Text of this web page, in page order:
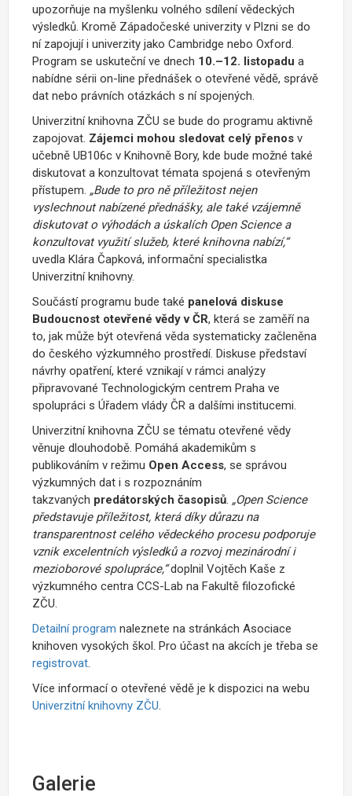
upozorňuje na myšlenku volného sdílení vědeckých
výsledků. Kromě Západočeské univerzity v Plzni se do
ní zapojují i univerzity jako Cambridge nebo Oxford.
Program se uskuteční ve dnech 10.–12. listopadu a
nabídne sérii on-line přednášek o otevřené vědě, správě
dat nebo právních otázkách s ní spojených.
Univerzitní knihovna ZČU se bude do programu aktivně
zapojovat. Zájemci mohou sledovat celý přenos v
učebně UB106c v Knihovně Bory, kde bude možné také
diskutovat a konzultovat témata spojená s otevřeným
přístupem. „Bude to pro ně příležitost nejen
vyslechnout nabízené přednášky, ale také vzájemně
diskutovat o výhodách a úskalích Open Science a
konzultovat využití služeb, které knihovna nabízí,“
uvedla Klára Čapková, informační specialistka
Univerzitní knihovny.
Součástí programu bude také panelová diskuse
Budoucnost otevřené vědy v ČR, která se zaměří na
to, jak může být otevřená věda systematicky začleněna
do českého výzkumného prostředí. Diskuse představí
návrhy opatření, které vznikají v rámci analýzy
připravované Technologickým centrem Praha ve
spolupráci s Úřadem vlády ČR a dalšími institucemi.
Univerzitní knihovna ZČU se tématu otevřené vědy
věnuje dlouhodobě. Pomáhá akademikům s
publikováním v režimu Open Access, se správou
výzkumných dat i s rozpoznáním
takzvaných predátorských časopisů. „Open Science
představuje příležitost, která díky důrazu na
transparentnost celého vědeckého procesu podporuje
vznik excelentních výsledků a rozvoj mezinárodní i
mezioborové spolupráce,“doplnil Vojtěch Kaše z
výzkumného centra CCS-Lab na Fakultě filozofické
ZČU.
Detailní program naleznete na stránkách Asociace
knihoven vysokých škol. Pro účast na akcích je třeba se
registrovat.
Více informací o otevřené vědě je k dispozici na webu
Univerzitní knihovny ZČU.
Galerie